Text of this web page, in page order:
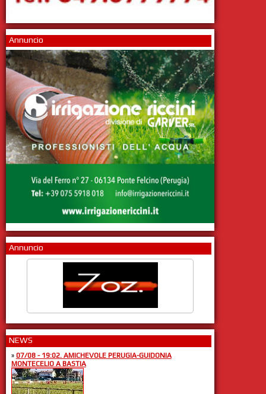
Annuncio
Annuncio
NEWS
» 07/08 - 19:02. AMICHEVOLE PERUGIA-GUIDONIA
MONTECELIO A BASTIA